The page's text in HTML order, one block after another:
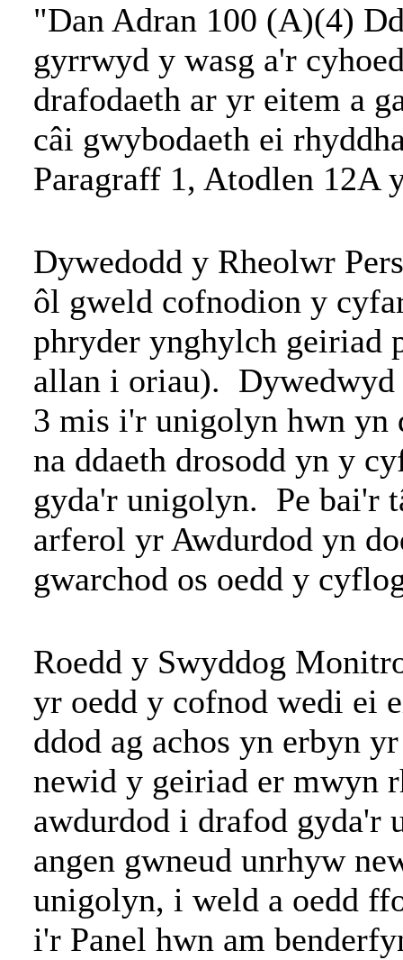
"Dan Adran 100 (A)(4)
gyrrwyd y wasg a'r
drafodaeth ar yr eitem a
câi gwybodaeth ei
Paragraff 1, Atodlen 12A
Dywedodd y Rheolwr
ôl gweld cofnodion y
phryder ynghylch geiriad
allan i oriau).
3 mis i'r unigolyn hwn yn
na ddaeth drosodd yn y
gyda'r unigolyn. Pe bai'r
arferol yr Awdurdod yn
gwarchod os oedd y
Roedd y Swyddog
yr oedd y cofnod wedi ei
ddod ag achos yn erbyn
newid y geiriad er mwyn
awdurdod i drafod gyda'r
angen gwneud unrhyw
unigolyn, i weld a oedd
i'r Panel hwn am